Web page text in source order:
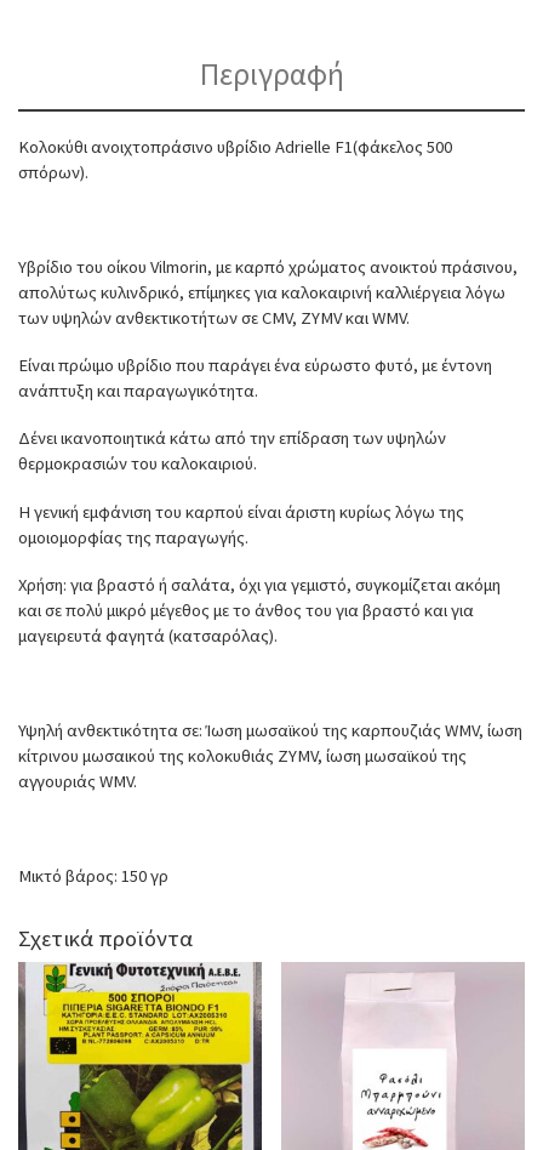
Περιγραφή
Κολοκύθι ανοιχτοπράσινο υβρίδιο Adrielle F1(φάκελος 500
σπόρων).
Υβρίδιο του οίκου Vilmorin, με καρπό χρώματος ανοικτού πράσινου,
απολύτως κυλινδρικό, επίμηκες για καλοκαιρινή καλλιέργεια λόγω
των υψηλών ανθεκτικοτήτων σε CMV, ZYMV και WMV.
Είναι πρώιμο υβρίδιο που παράγει ένα εύρωστο φυτό, με έντονη
ανάπτυξη και παραγωγικότητα.
Δένει ικανοποιητικά κάτω από την επίδραση των υψηλών
θερμοκρασιών του καλοκαιριού.
Η γενική εμφάνιση του καρπού είναι άριστη κυρίως λόγω της
ομοιομορφίας της παραγωγής.
Χρήση: για βραστό ή σαλάτα, όχι για γεμιστό, συγκομίζεται ακόμη
και σε πολύ μικρό μέγεθος με το άνθος του για βραστό και για
μαγειρευτά φαγητά (κατσαρόλας).
Υψηλή ανθεκτικότητα σε: Ίωση μωσαϊκού της καρπουζιάς WMV, ίωση
κίτρινου μωσαικού της κολοκυθιάς ZYMV, ίωση μωσαϊκού της
αγγουριάς WMV.
Μικτό βάρος: 150 γρ
Σχετικά προϊόντα